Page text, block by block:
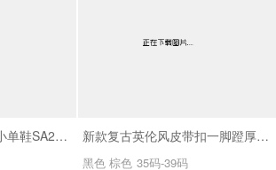
新款羊漆皮粗跟尖头小单鞋SA25166 新款复古英伦风皮带扣一脚蹬厚底时尚百搭乐福鞋SA5271
黑色 棕色 35码-39码